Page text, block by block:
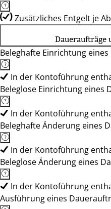
Zusätzliches Entgelt je
Daueraufträge
Beleghafte Einrichtung
In der Kontoführung
Beleglose Einrichtung eines
In der Kontoführung
Beleghafte Änderung eines
In der Kontoführung
Beleglose Änderung eines
In der Kontoführung
Ausführung eines